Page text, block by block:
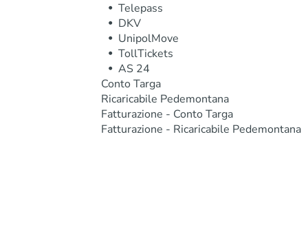
Telepass
DKV
UnipolMove
TollTickets
AS 24
Conto Targa
Ricaricabile Pedemontana
Fatturazione - Conto Targa
Fatturazione - Ricaricabile Pedemontana